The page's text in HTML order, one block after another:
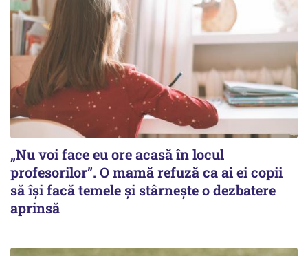
„Nu voi face eu ore acasă în locul
profesorilor”. O mamă refuză ca ai ei copii
să își facă temele și stârnește o dezbatere
aprinsă